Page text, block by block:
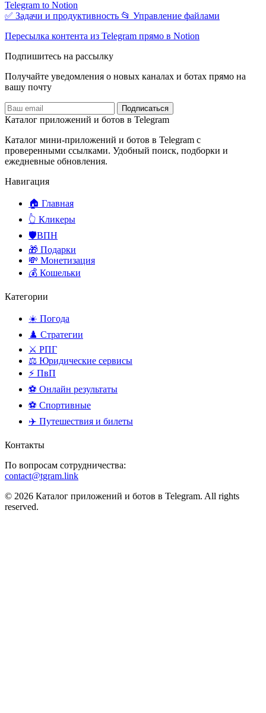
Telegram to Notion
✅ Задачи и продуктивность 📂 Управление файлами
Пересылка контента из Telegram прямо в Notion
Подпишитесь на рассылку
Получайте уведомления о новых каналах и ботаx прямо на
вашу почту
Подписаться
Каталог приложений и ботов в Telegram
Каталог мини-приложений и ботов в Telegram с
проверенными ссылками. Удобный поиск, подборки и
ежедневные обновления.
Навигация
🏠 Главная
👆 Кликеры
🛡️ВПН
🎁 Подарки
💸 Монетизация
💰 Кошельки
Категории
☀️ Погода
♟️ Стратегии
⚔️ РПГ
⚖️ Юридические сервисы
⚡ ПвП
⚽ Онлайн результаты
⚽ Спортивные
✈️ Путешествия и билеты
Контакты
По вопросам сотрудничества:
contact@tgram.link
© 2026 Каталог приложений и ботов в Telegram. All rights
reserved.